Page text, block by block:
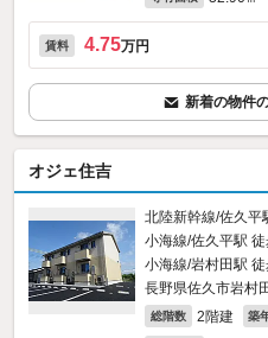
賃料 4.75万円
新着の物件
オジェ住吉
北陸新幹線/佐久平
小海線/佐久平駅
小海線/岩村田駅
長野県佐久市岩村
総階数 2階建 築